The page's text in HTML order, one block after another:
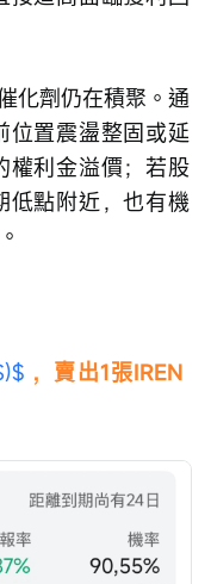
化劑仍在積聚。通
位置震盪整固或延
權利金溢價；若股
低點附近，也有機
，賣出1張IREN